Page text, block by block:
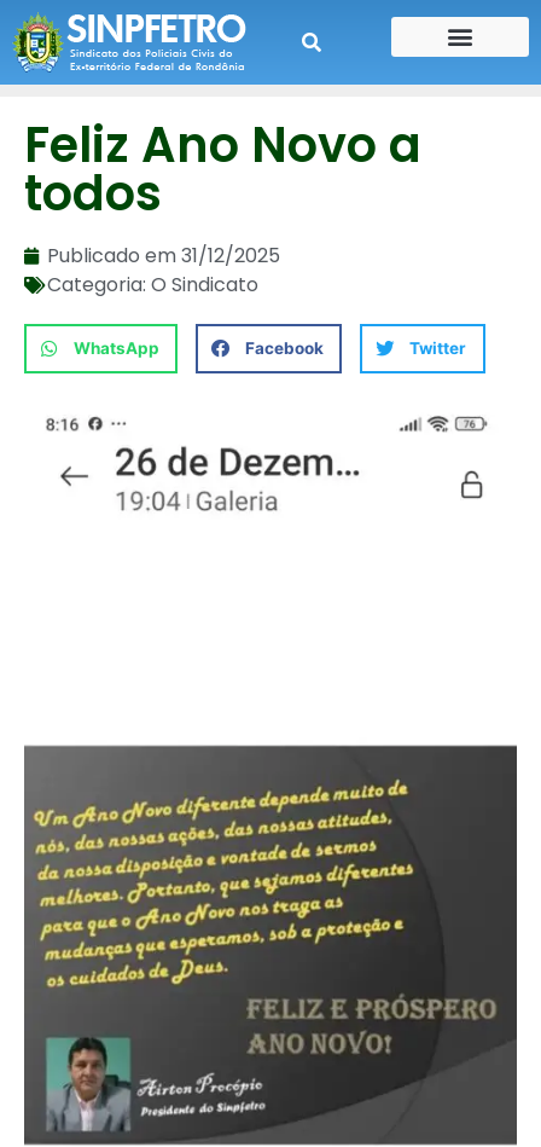
Feliz Ano Novo a
todos
Publicado em31/12/2025
Categoria: O Sindicato
WhatsApp Facebook Twitter